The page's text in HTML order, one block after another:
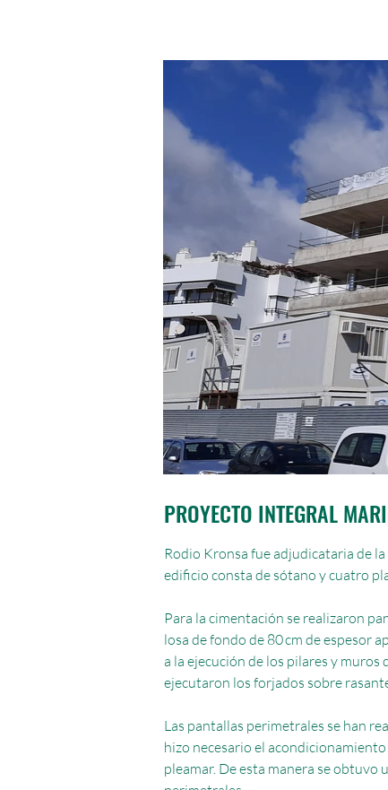
PROYECTO INTEGRAL
Rodio Kronsa fue adjudicataria de
edificio consta de sótano y cuatro
Para la cimentación se realizaron
losa de fondo de 80 cm de espesor
a la ejecución de los pilares y
ejecutaron los forjados sobre
Las pantallas perimetrales se han
hizo necesario el
pleamar. De esta manera se